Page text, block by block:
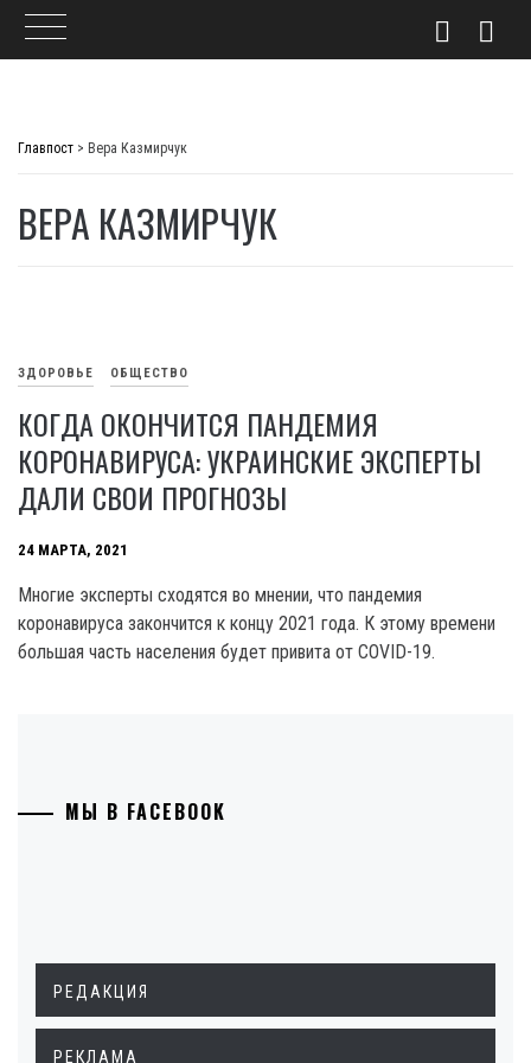
Главпост > Вера Казмирчук
ВЕРА КАЗМИРЧУК
ЗДОРОВЬЕ ОБЩЕСТВО
КОГДА ОКОНЧИТСЯ ПАНДЕМИЯ
КОРОНАВИРУСА: УКРАИНСКИЕ ЭКСПЕРТЫ
ДАЛИ СВОИ ПРОГНОЗЫ
24 МАРТА, 2021
Многие эксперты сходятся во мнении, что пандемия
коронавируса закончится к концу 2021 года. К этому времени
большая часть населения будет привита от COVID-19.
МЫ В FACEBOOK
РЕДАКЦИЯ
РЕКЛАМА